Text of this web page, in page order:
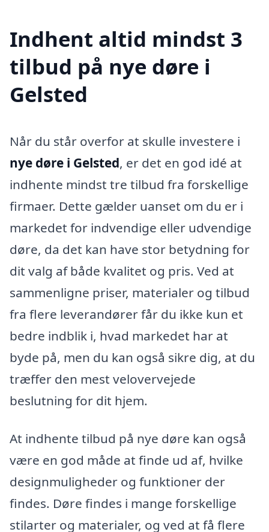
Indhent altid mindst 3
tilbud på nye døre i
Gelsted
Når du står overfor at skulle investere i
nye døre i Gelsted, er det en god idé at
indhente mindst tre tilbud fra forskellige
firmaer. Dette gælder uanset om du er i
markedet for indvendige eller udvendige
døre, da det kan have stor betydning for
dit valg af både kvalitet og pris. Ved at
sammenligne priser, materialer og tilbud
fra flere leverandører får du ikke kun et
bedre indblik i, hvad markedet har at
byde på, men du kan også sikre dig, at du
træffer den mest velovervejede
beslutning for dit hjem.
At indhente tilbud på nye døre kan også
være en god måde at finde ud af, hvilke
designmuligheder og funktioner der
findes. Døre findes i mange forskellige
stilarter og materialer, og ved at få flere